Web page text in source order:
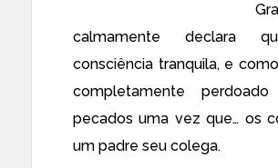
calmamente declara
consciência tranquila, e
completamente
pecados uma vez que… os
um padre seu colega.